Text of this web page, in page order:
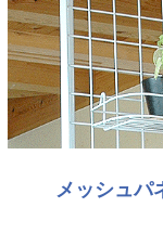
メッシュパ